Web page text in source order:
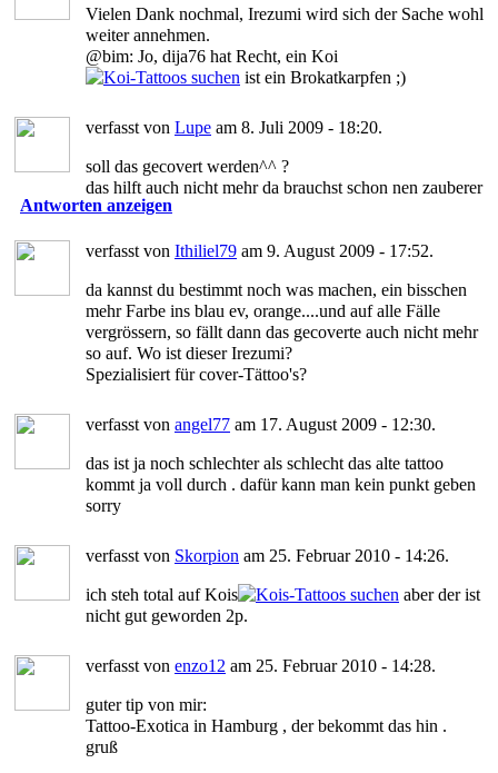
Vielen Dank nochmal, Irezumi wird sich der Sache wohl
weiter annehmen.
@bim: Jo, dija76 hat Recht, ein Koi
ist ein Brokatkarpfen ;)
verfasst von Lupe am 8. Juli 2009 - 18:20.
soll das gecovert werden^^ ?
das hilft auch nicht mehr da brauchst schon nen zauberer
Antworten anzeigen
verfasst von Ithiliel79 am 9. August 2009 - 17:52.
da kannst du bestimmt noch was machen, ein bisschen
mehr Farbe ins blau ev, orange....und auf alle Fälle
vergrössern, so fällt dann das gecoverte auch nicht mehr
so auf. Wo ist dieser Irezumi?
Spezialisiert für cover-Tättoo's?
verfasst von angel77 am 17. August 2009 - 12:30.
das ist ja noch schlechter als schlecht das alte tattoo
kommt ja voll durch . dafür kann man kein punkt geben
sorry
verfasst von Skorpion am 25. Februar 2010 - 14:26.
ich steh total auf Kois
aber der ist
nicht gut geworden 2p.
verfasst von enzo12 am 25. Februar 2010 - 14:28.
guter tip von mir:
Tattoo-Exotica in Hamburg , der bekommt das hin .
gruß